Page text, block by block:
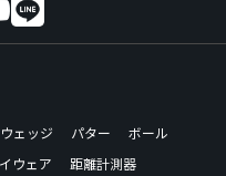
ウェッジ パター
ボール
ウェア
距離計測器